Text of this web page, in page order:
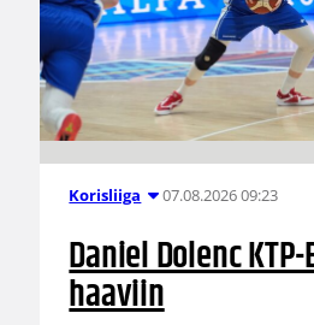
Korisliiga 07.08.2026 09:23
Daniel Dolenc
haaviin